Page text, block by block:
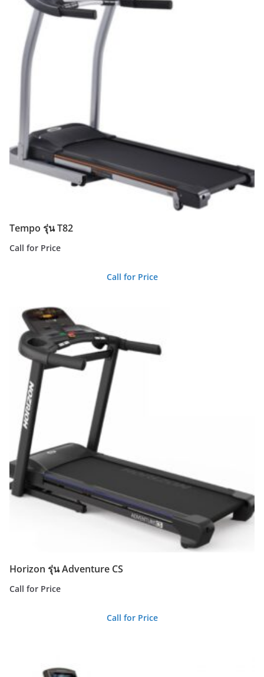
Tempo รุ่น T82
Call for Price
Call for Price
Horizon รุ่น Adventure CS
Call for Price
Call for Price